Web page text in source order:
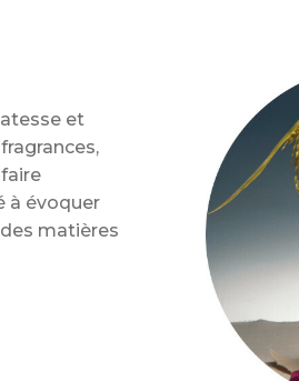
et
à évoquer
matières